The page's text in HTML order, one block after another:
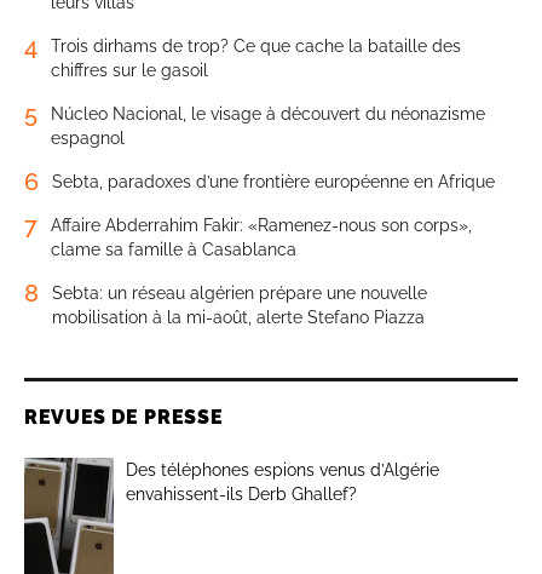
4
Trois dirhams de trop? Ce que cache la bataille des
chiffres sur le gasoil
5
Núcleo Nacional, le visage à découvert du néonazisme
espagnol
6 Sebta, paradoxes d’une frontière européenne en Afrique
7
Affaire Abderrahim Fakir: «Ramenez-nous son corps»,
clame sa famille à Casablanca
8
Sebta: un réseau algérien prépare une nouvelle
mobilisation à la mi-août, alerte Stefano Piazza
REVUES DE PRESSE
Des téléphones espions venus d’Algérie
envahissent-ils Derb Ghallef?